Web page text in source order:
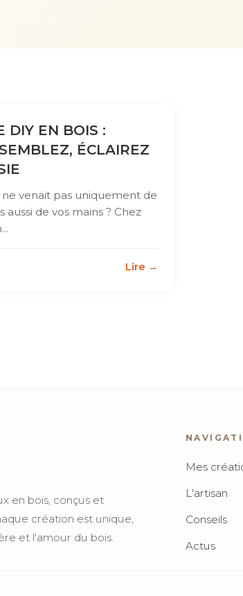
DIY EN BOIS :
ÉCLAIREZ
ne venait pas uniquement de
aussi de vos mains ? Chez
Lire →
en bois, conçus et
création est unique,
et l'amour du bois.
Mes
L'artisan
Conseils
Actus